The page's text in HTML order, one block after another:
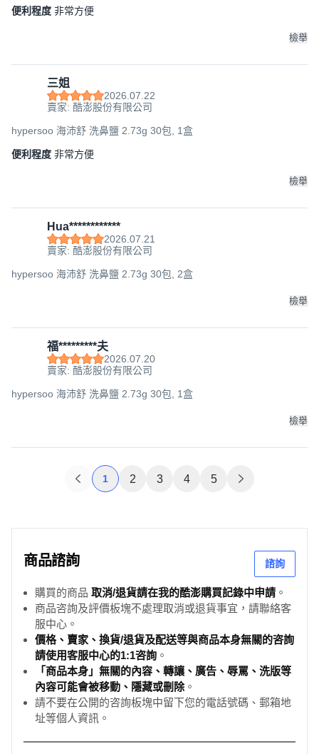
便利程度 非常方便
檢舉
三姐
2026.07.22
賣家: 酷澎股份有限公司
hypersoo 海沛舒 洗鼻鹽 2.73g 30包, 1盒
便利程度 非常方便
檢舉
Hua************
2026.07.21
賣家: 酷澎股份有限公司
hypersoo 海沛舒 洗鼻鹽 2.73g 30包, 2盒
檢舉
福*********夫
2026.07.20
賣家: 酷澎股份有限公司
hypersoo 海沛舒 洗鼻鹽 2.73g 30包, 1盒
檢舉
1 2 3 4 5
商品諮詢 諮詢
購買的商品 取消/退貨請在我的酷澎購買記錄中申請 。
商品咨詢及評價板塊不處理取消或退貨事宜，請聯絡客
服中心。
價格、賣家、換貨/退貨及配送等與商品本身無關的咨詢
請使用客服中心的1:1咨詢 。
「商品本身」無關的內容、轉讓、廣告、辱罵、洗版等
內容可能會被移動、隱藏或刪除。
請不要在公開的咨詢板塊中留下您的電話號碼、郵箱地
址等個人資訊。